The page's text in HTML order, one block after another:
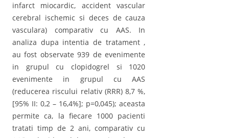
infarct miocardic, accident vascular
cerebral ischemic si deces de cauza
vasculara) comparativ cu AAS. In
analiza dupa intentia de tratament ,
au fost observate 939 de evenimente
in grupul cu clopidogrel si 1020
evenimente in grupul cu AAS
(reducerea riscului relativ (RRR) 8,7 %,
[95% II: 0,2 – 16,4%]; p=0,045); aceasta
permite ca, la fiecare 1000 pacienti
tratati timp de 2 ani, comparativ cu